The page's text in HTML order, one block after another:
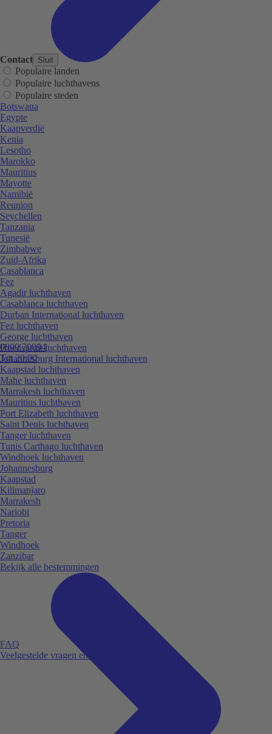
Contact Sluit
0800 70094
Tot 20:00
FAQ
Veelgestelde vragen en antwoorden.
Populaire landen
Populaire luchthavens
Populaire steden
Botswana
Egypte
Kaapverdië
Kenia
Lesotho
Marokko
Mauritius
Mayotte
Namibië
Reunion
Seychellen
Tanzania
Tunesië
Zimbabwe
Zuid-Afrika
Casablanca
Fez
Agadir luchthaven
Casablanca luchthaven
Durban International luchthaven
Fez luchthaven
George luchthaven
Hoedspruit luchthaven
Johannesburg International luchthaven
Kaapstad luchthaven
Mahe luchthaven
Marrakesh luchthaven
Mauritius luchthaven
Port Elizabeth luchthaven
Saint Denis luchthaven
Tanger luchthaven
Tunis Carthago luchthaven
Windhoek luchthaven
Johannesburg
Kaapstad
Kilimanjaro
Marrakesh
Nariobi
Pretoria
Tanger
Windhoek
Zanzibar
Bekijk alle bestemmingen